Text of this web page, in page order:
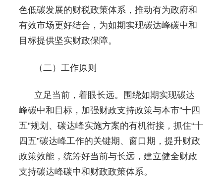
色低碳发展的财税政策体系，推动有为政府和
有效市场更好结合，为如期实现碳达峰碳中和
目标提供坚实财政保障。
（二）工作原则
立足当前，着眼长远。围绕如期实现碳达
峰碳中和目标，加强财政支持政策与本市“十四
五”规划、碳达峰实施方案的有机衔接，抓住“十
四五”碳达峰工作的关键期、窗口期，提升财政
政策效能，统筹好当前与长远，建立健全财政
支持碳达峰碳中和财政政策体系。